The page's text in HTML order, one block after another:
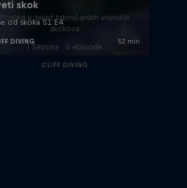
Pogled u svijet takmičarskih visinskih
skokova
1 Sezona · 6 epizode
CLIFF DIVING